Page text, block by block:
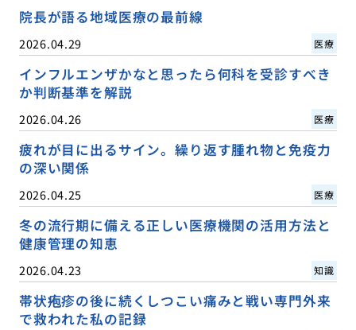
院長が語る地域医療の最前線
2026.04.29 医療
インフルエンザかなと思ったら何科を受診すべき
か判断基準を解説
2026.04.26 医療
疲れが目に出るサイン。繰り返す腫れ物と免疫力
の深い関係
2026.04.25 医療
冬の流行期に備える正しい医療機関の活用方法と
健康管理の知恵
2026.04.23 知識
帯状疱疹の後に続くしつこい痛みと戦い専門外来
で救われた私の記録